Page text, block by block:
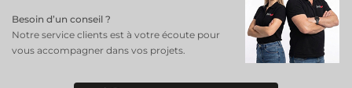
Besoin d’un conseil ?
Notre service clients est à votre écoute pour
vous accompagner dans vos projets.